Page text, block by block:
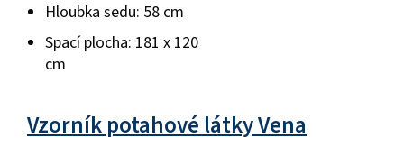
Hloubka sedu: 58 cm
Spací plocha: 181 x 120
cm
Vzorník potahové látky Vena